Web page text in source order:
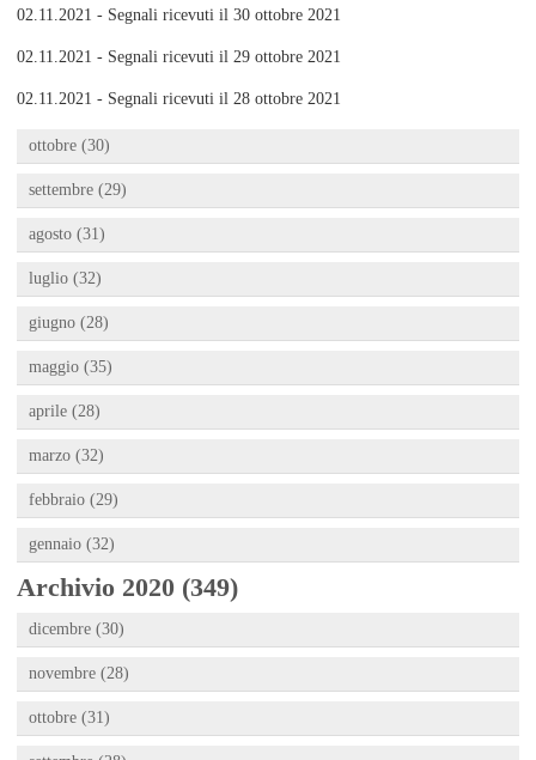
02.11.2021 - Segnali ricevuti il 30 ottobre 2021
02.11.2021 - Segnali ricevuti il 29 ottobre 2021
02.11.2021 - Segnali ricevuti il 28 ottobre 2021
ottobre (30)
settembre (29)
agosto (31)
luglio (32)
giugno (28)
maggio (35)
aprile (28)
marzo (32)
febbraio (29)
gennaio (32)
Archivio 2020 (349)
dicembre (30)
novembre (28)
ottobre (31)